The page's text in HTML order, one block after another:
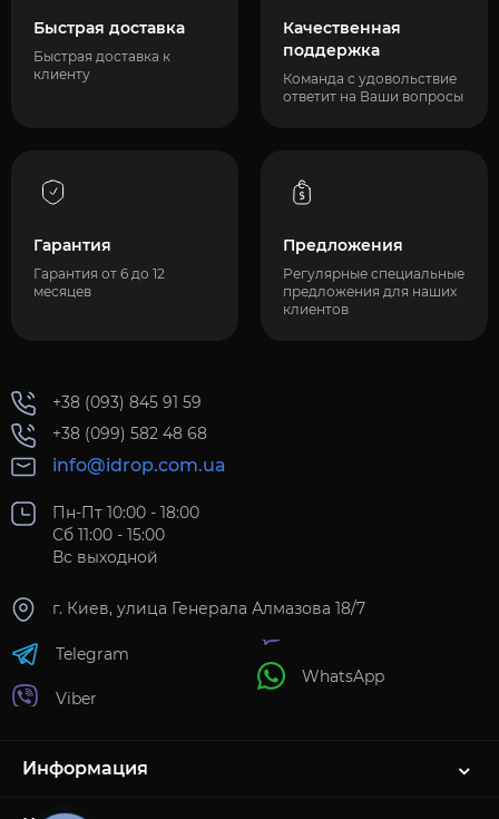
Быстрая доставка
Быстрая доставка к
клиенту
Качественная
поддержка
Команда с удовольствие
ответит на Ваши вопросы
Гарантия
Гарантия от 6 до 12
месяцев
Предложения
Регулярные специальные
предложения для наших
клиентов
+38 (093) 845 91 59
+38 (099) 582 48 68
info@idrop.com.ua
Пн-Пт 10:00 - 18:00
Сб 11:00 - 15:00
Вс выходной
г. Киев, улица Генерала Алмазова 18/7
Telegram
Viber
WhatsApp
Информация